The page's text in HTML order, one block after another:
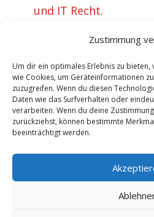
Zustimmung
Um dir ein optimales Erlebnis zu
wie Cookies, um Geräteinformationen
zuzugreifen. Wenn du diesen
Daten wie das Surfverhalten oder
verarbeiten. Wenn du deine
zurückziehst, können bestimmte
beeinträchtigt werden.
und IT Recht.
Christina ist stolz auf
Kanzlei Dr. Schmelzer
Arbeitsrecht
Anwalt Arbeitsrecht
42 glückliche
Anwalt Arbeitsrecht
für Arbeitgeber sowie